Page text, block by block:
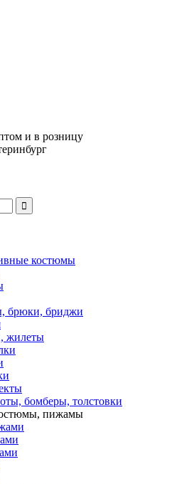
и в розницу

костюмы
брюки, бриджи
жилеты
бомберы, толстовки
пижамы